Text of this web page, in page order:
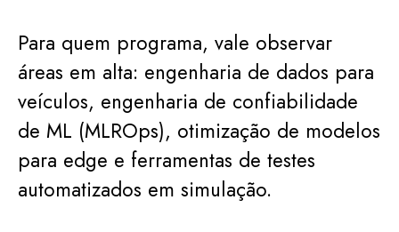
Para quem programa, vale observar
áreas em alta: engenharia de dados para
veículos, engenharia de confiabilidade
de ML (MLROps), otimização de modelos
para edge e ferramentas de testes
automatizados em simulação.